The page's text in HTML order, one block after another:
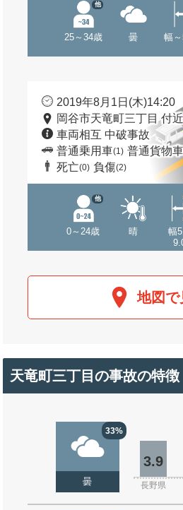
25～34歳
他
曇 幅
2019年8月1日(木)14:20
岡谷市天竜町三丁目 付近
車両相互 中破事故
普通乗用車(1) 普通貨物車
死亡(0) 負傷(2)
0～24歳
他
晴
幅
地図で
天竜町三丁目の事故の特徴
33%
曇
3.9
長野県